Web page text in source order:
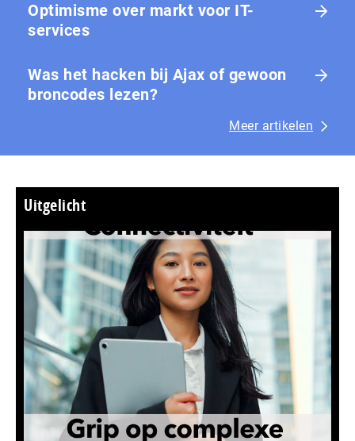
Optimisme over markt voor IT-
services
Was het hacken bij Ajax of gewoon
broncodes lezen?
Meer artikelen
Uitgelicht